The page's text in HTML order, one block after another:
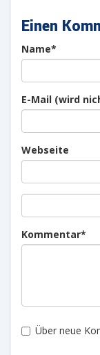
Einen
NamePflichtfeld
*
E-Mail (wird
Webseite
Kommentar*
Über neue